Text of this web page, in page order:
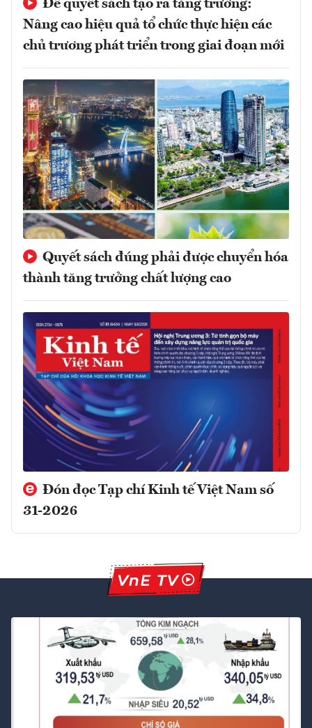
Để quyết sách tạo ra tăng trưởng:
Nâng cao hiệu quả tổ chức thực hiện các
chủ trương phát triển trong giai đoạn mới
Quyết sách đúng phải được chuyển hóa
thành tăng trưởng chất lượng cao
Đón đọc Tạp chí Kinh tế Việt Nam số
31-2026